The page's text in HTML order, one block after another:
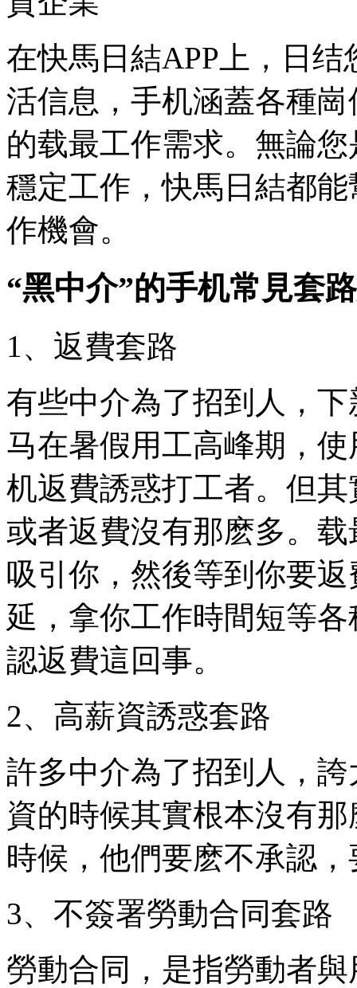
在快馬日結APP上，日
活信息，手机涵蓋各種
的载最工作需求。無論
穩定工作，快馬日結都
作機會。
“黑中介”的手机常見套
1、返費套路
有些中介為了招到人，
马在暑假用工高峰期，
机返費誘惑打工者。但
或者返費沒有那麽多。
吸引你，然後等到你要
延，拿你工作時間短等
認返費這回事。
2、高薪資誘惑套路
許多中介為了招到人，
資的時候其實根本沒有
時候，他們要麽不承認
3、不簽署勞動合同套路
勞動合同，是指勞動者